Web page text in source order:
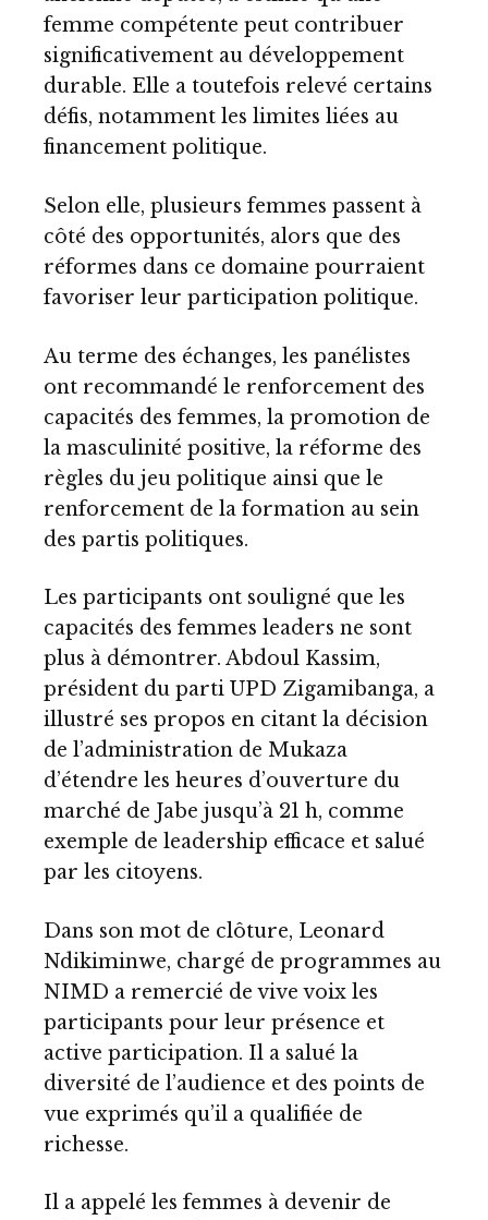
femme compétente peut contribuer
significativement au développement
durable. Elle a toutefois relevé certains
défis, notamment les limites liées au
financement politique.
Selon elle, plusieurs femmes passent à
côté des opportunités, alors que des
réformes dans ce domaine pourraient
favoriser leur participation politique.
Au terme des échanges, les panélistes
ont recommandé le renforcement des
capacités des femmes, la promotion de
la masculinité positive, la réforme des
règles du jeu politique ainsi que le
renforcement de la formation au sein
des partis politiques.
Les participants ont souligné que les
capacités des femmes leaders ne sont
plus à démontrer. Abdoul Kassim,
président du parti UPD Zigamibanga, a
illustré ses propos en citant la décision
de l’administration de Mukaza
d’étendre les heures d’ouverture du
marché de Jabe jusqu’à 21 h, comme
exemple de leadership efficace et salué
par les citoyens.
Dans son mot de clôture, Leonard
Ndikiminwe, chargé de programmes au
NIMD a remercié de vive voix les
participants pour leur présence et
active participation. Il a salué la
diversité de l’audience et des points de
vue exprimés qu’il a qualifiée de
richesse.
Il a appelé les femmes à devenir de